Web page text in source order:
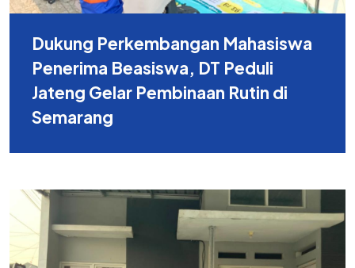
Dukung Perkembangan Mahasiswa
Penerima Beasiswa, DT Peduli
Jateng Gelar Pembinaan Rutin di
Semarang